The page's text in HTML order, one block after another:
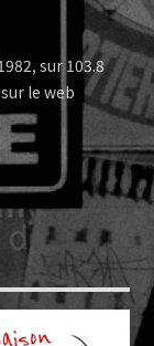
sur 103.8
le web